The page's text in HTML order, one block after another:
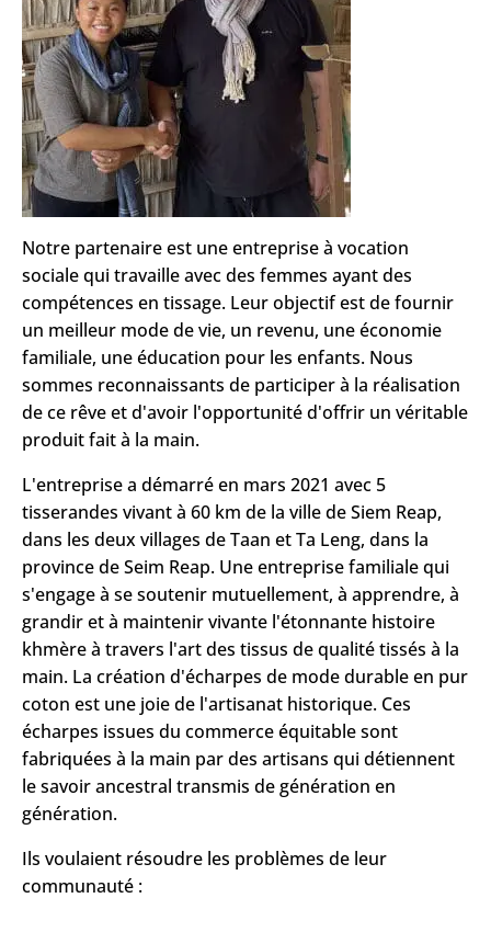
Notre partenaire est une entreprise à vocation
sociale qui travaille avec des femmes ayant des
compétences en tissage. Leur objectif est de fournir
un meilleur mode de vie, un revenu, une économie
familiale, une éducation pour les enfants. Nous
sommes reconnaissants de participer à la réalisation
de ce rêve et d'avoir l'opportunité d'offrir un véritable
produit fait à la main.
L'entreprise a démarré en mars 2021 avec 5
tisserandes vivant à 60 km de la ville de Siem Reap,
dans les deux villages de Taan et Ta Leng, dans la
province de Seim Reap. Une entreprise familiale qui
s'engage à se soutenir mutuellement, à apprendre, à
grandir et à maintenir vivante l'étonnante histoire
khmère à travers l'art des tissus de qualité tissés à la
main. La création d'écharpes de mode durable en pur
coton est une joie de l'artisanat historique. Ces
écharpes issues du commerce équitable sont
fabriquées à la main par des artisans qui détiennent
le savoir ancestral transmis de génération en
génération.
Ils voulaient résoudre les problèmes de leur
communauté :